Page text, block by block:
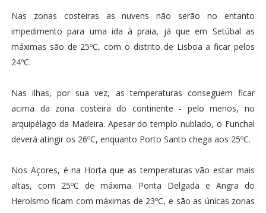
Nas zonas costeiras as nuvens não serão no entanto
impedimento para uma ida à praia, já que em Setúbal as
máximas são de 25ºC, com o distrito de Lisboa a ficar pelos
24ºC.
Nas ilhas, por sua vez, as temperaturas conseguem ficar
acima da zona costeira do continente - pelo menos, no
arquipélago da Madeira. Apesar do templo nublado, o Funchal
deverá atingir os 26ºC, enquanto Porto Santo chega aos 25ºC.
Nos Açores, é na Horta que as temperaturas vão estar mais
altas, com 25ºC de máxima. Ponta Delgada e Angra do
Heroísmo ficam com máximas de 23ºC, e são as únicas zonas